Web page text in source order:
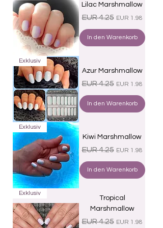
Lilac Marshmallow
Standardpreis
EUR 4.25 Sale-Preis
EUR 1.98
In den Warenkorb
Exklusiv
Azur Marshmallow
Standardpreis
EUR 4.25 Sale-Preis
EUR 1.98
In den Warenkorb
Exklusiv
Kiwi Marshmallow
Standardpreis
EUR 4.25 Sale-Preis
EUR 1.98
In den Warenkorb
Exklusiv
Tropical
Marshmallow
Standardpreis
EUR 4.25 Sale-Preis
EUR 1.98